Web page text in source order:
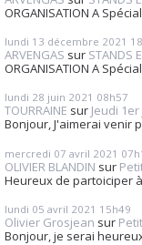
ORGANISATION A
lundi 13 décembre 2021
ARVENGAS sur STANDS
ORGANISATION A
lundi 28 juin 2021 08h57
TOURRAINE sur Jeudi
Bonjour, J'aimerai venir
mercredi 07 avril 2021
OLIVIER BLANDIN sur
Heureux de partoiciper
lundi 05 avril 2021 15h49
Olivier Grosjean sur
Bonjour, je serai